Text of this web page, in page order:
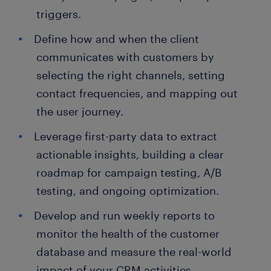
triggers.
Define how and when the client
communicates with customers by
selecting the right channels, setting
contact frequencies, and mapping out
the user journey.
Leverage first-party data to extract
actionable insights, building a clear
roadmap for campaign testing, A/B
testing, and ongoing optimization.
Develop and run weekly reports to
monitor the health of the customer
database and measure the real-world